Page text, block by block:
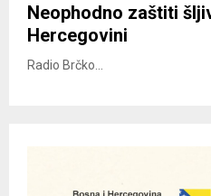
Neophodno zaštiti
Hercegovini
Radio Brčko...